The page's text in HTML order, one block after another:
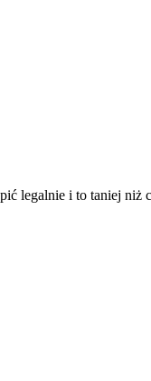
legalnie i to taniej